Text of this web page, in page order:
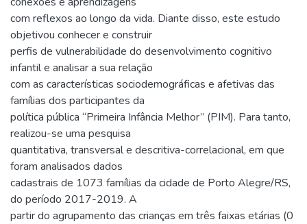
com reflexos ao longo da vida. Diante disso, este estudo
objetivou conhecer e construir
perfis de vulnerabilidade do desenvolvimento cognitivo
infantil e analisar a sua relação
com as características sociodemográficas e afetivas das
famílias dos participantes da
política pública “Primeira Infância Melhor” (PIM). Para tanto,
realizou-se uma pesquisa
quantitativa, transversal e descritiva-correlacional, em que
foram analisados dados
cadastrais de 1073 famílias da cidade de Porto Alegre/RS,
do período 2017-2019. A
partir do agrupamento das crianças em três faixas etárias (0